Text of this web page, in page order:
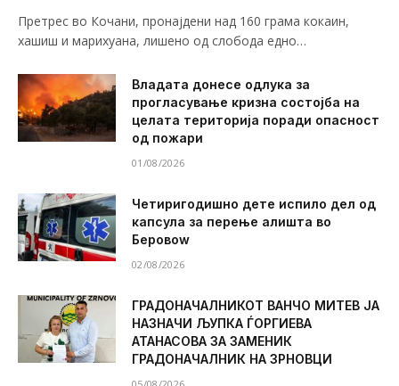
Претрес во Кочани, пронајдени над 160 грама кокаин,
хашиш и марихуана, лишено од слобода едно…
Владата донесе одлука за
прогласување кризна состојба на
целата територија поради опасност
од пожари
01/08/2026
Четиригодишно дете испило дел од
капсула за перење алишта во
Беровоw
02/08/2026
ГРАДОНАЧАЛНИКОТ ВАНЧО МИТЕВ ЈА
НАЗНАЧИ ЉУПКА ЃОРГИЕВА
АТАНАСОВА ЗА ЗАМЕНИК
ГРАДОНАЧАЛНИК НА ЗРНОВЦИ